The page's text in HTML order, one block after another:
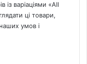
із варіаціями «All
ці товари,
умов і